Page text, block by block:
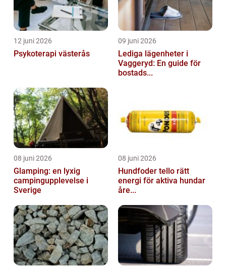
12 juni 2026
Psykoterapi västerås
09 juni 2026
Lediga lägenheter i
Vaggeryd: En guide för
bostads...
08 juni 2026
Glamping: en lyxig
campingupplevelse i
Sverige
08 juni 2026
Hundfoder tello rätt
energi för aktiva hundar
åre...